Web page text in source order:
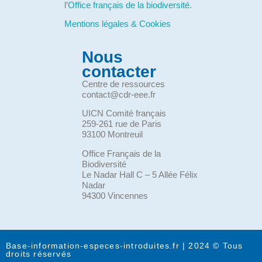
l’Office français de la biodiversité.
Mentions légales & Cookies
Nous
contacter
Centre de ressources
contact@cdr-eee.fr
UICN Comité français
259-261 rue de Paris
93100 Montreuil
Office Français de la
Biodiversité
Le Nadar Hall C – 5 Allée Félix
Nadar
94300 Vincennes
Base-information-especes-introduites.fr | 2024 © Tous
droits réservés